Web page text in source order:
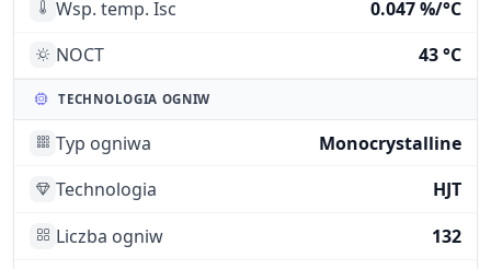
Wsp. temp. Isc
0.047 %/°C
NOCT
43 °C
TECHNOLOGIA OGNIW
Typ ogniwa
Monocrystalline
Technologia
HJT
Liczba ogniw
132